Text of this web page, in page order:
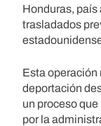
Honduras, país
trasladados
Esta operación
deportación
un proceso
por la